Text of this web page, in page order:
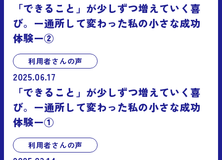
「できること」が少しずつ増えていく喜
び。ー通所して変わった私の小さな成功
体験ー②
利用者さんの声
2025.06.17
「できること」が少しずつ増えていく喜
び。ー通所して変わった私の小さな成功
体験ー①
利用者さんの声